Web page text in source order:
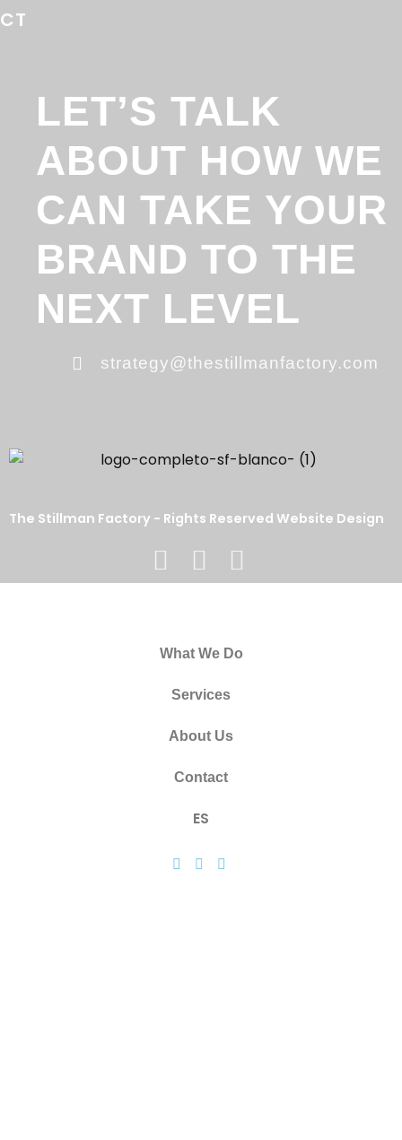
LET’S TALK
ABOUT HOW WE
CAN TAKE YOUR
BRAND TO THE
NEXT LEVEL
strategy@thestillmanfactory.com
The Stillman Factory - Rights Reserved Website Design
What We Do
Services
About Us
Contact
ES